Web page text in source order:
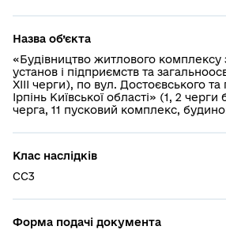
Назва об’єкта
«Будівництво житлового
установ і підприємств та
ХІІІ черги), по вул. Достоєвського
Ірпінь Київської області» (1, 2 черги
черга, 11 пусковий комплекс,
Клас наслідків
СС3
Форма подачі документа